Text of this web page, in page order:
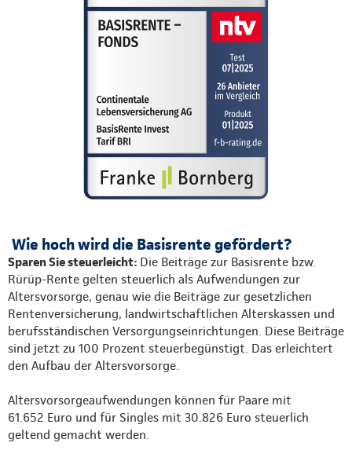
Wie hoch wird die Basisrente gefördert?
Sparen Sie steuerleicht: Die Beiträge zur Basisrente bzw.
Rürüp-Rente gelten steuerlich als Aufwendungen zur
Altersvorsorge, genau wie die Beiträge zur gesetzlichen
Rentenversicherung, landwirtschaftlichen Alterskassen und
berufsständischen Versorgungseinrichtungen. Diese Beiträge
sind jetzt zu 100 Prozent steuerbegünstigt. Das erleichtert
den Aufbau der Altersvorsorge.
Altersvorsorgeaufwendungen können für Paare mit
61.652 Euro und für Singles mit 30.826 Euro steuerlich
geltend gemacht werden.